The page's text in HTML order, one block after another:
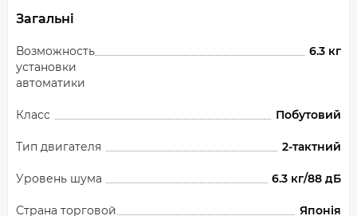
Загальні
Возможность
установки
автоматики
6.3 кг
Класс Побутовий
Тип двигателя 2-тактний
Уровень шума 6.3 кг/88 дБ
Страна торговой
Японія